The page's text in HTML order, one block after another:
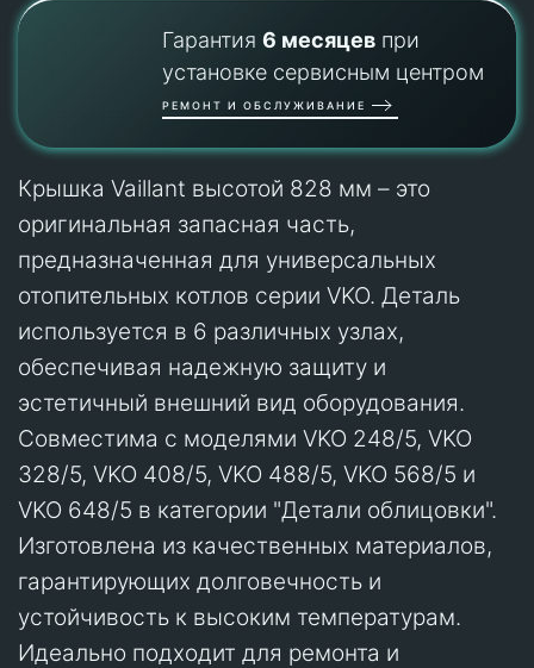
Гарантия 6 месяцевпри
установке сервисным центром
РЕМОНТ И ОБСЛУЖИВАНИЕ
Крышка Vaillant высотой 828 мм – это
оригинальная запасная часть,
предназначенная для универсальных
отопительных котлов серии VKO. Деталь
используется в 6 различных узлах,
обеспечивая надежную защиту и
эстетичный внешний вид оборудования.
Совместима с моделями VKO 248/5, VKO
328/5, VKO 408/5, VKO 488/5, VKO 568/5 и
VKO 648/5 в категории "Детали облицовки".
Изготовлена из качественных материалов,
гарантирующих долговечность и
устойчивость к высоким температурам.
Идеально подходит для ремонта и